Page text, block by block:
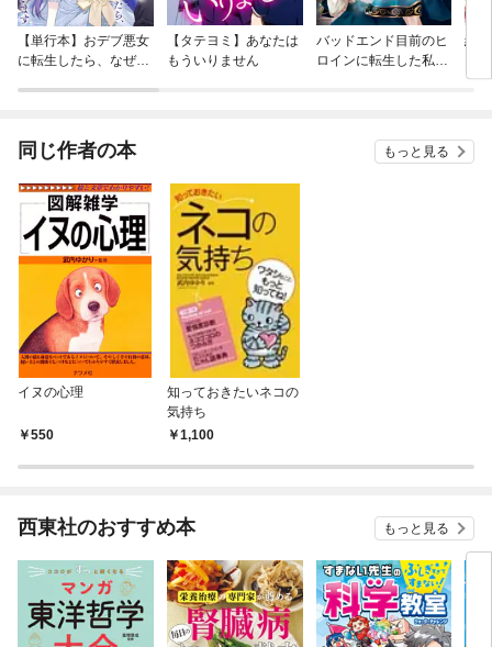
【単行本】おデブ悪女
に転生したら、なぜか
【タテヨミ】あなたは
もういりません
バッドエンド目前のヒ
ロインに転生した私、
結
同じ作者の本 もっと見る
イヌの心理
550
知っておきたいネコの
気持ち
1,100
西東社のおすすめ本 もっと見る